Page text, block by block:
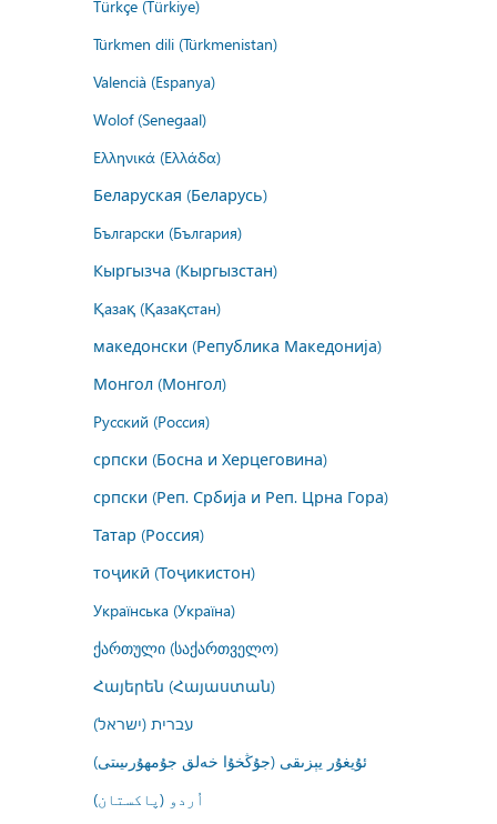
Türkçe (Türkiye)
Türkmen dili (Türkmenistan)
Valencià (Espanya)
Wolof (Senegaal)
Ελληνικά (Ελλάδα)
Беларуская (Беларусь)
Български (България)
Кыргызча (Кыргызстан)
Қазақ (Қазақстан)
македонски (Република Македонија)
Монгол (Монгол)
Русский (Россия)
српски (Босна и Херцеговина)
српски (Реп. Србија и Реп. Црна Гора)
Татар (Россия)
тоҷикӣ (Тоҷикистон)
Українська (Україна)
ქართული (საქართველო)
Հայերեն (Հայաստան)
עברית (ישראל)
ئۇيغۇر يېزىقى (جۇڭخۇا خەلق جۇمھۇرىيىتى)
اُردو (پاکستان)